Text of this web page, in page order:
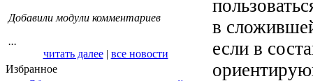
Добавили модули комментариев
...
читать далее| все новости
Избранное
в
если в